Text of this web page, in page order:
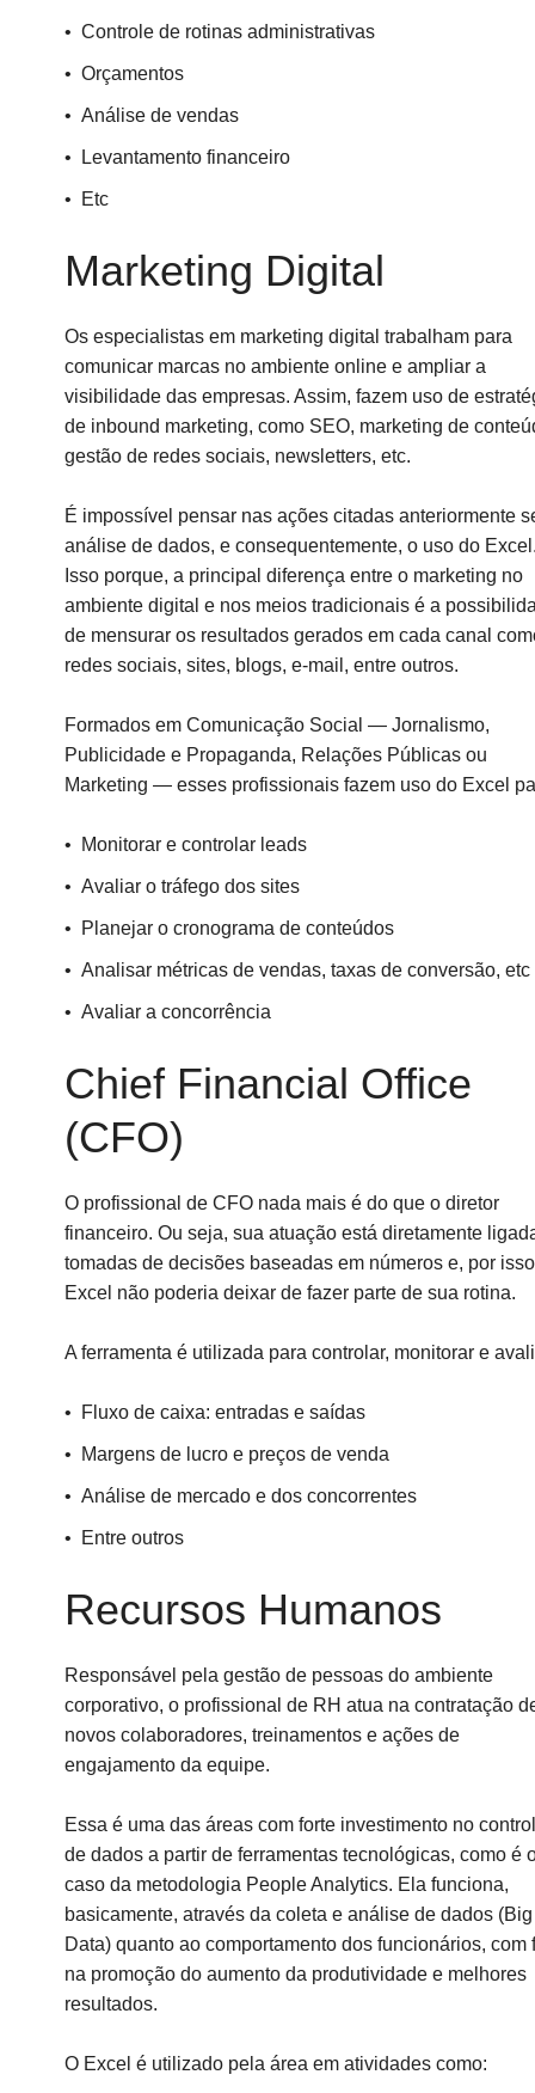
Controle de rotinas administrativas
Orçamentos
Análise de vendas
Levantamento financeiro
Etc
Marketing Digital
Os especialistas em marketing digital trabalham para
comunicar marcas no ambiente online e ampliar a
visibilidade das empresas. Assim, fazem uso de
de inbound marketing, como SEO, marketing de
gestão de redes sociais, newsletters, etc.
É impossível pensar nas ações citadas anteriormente
análise de dados, e consequentemente, o uso do
Isso porque, a principal diferença entre o marketing no
ambiente digital e nos meios tradicionais é a
de mensurar os resultados gerados em cada canal
redes sociais, sites, blogs, e-mail, entre outros.
Formados em Comunicação Social —Jornalismo,
Publicidade e Propaganda, Relações Públicas ou
Marketing — esses profissionais fazem uso do Excel
Monitorar e controlar leads
Avaliar o tráfego dos sites
Planejar o cronograma de conteúdos
Analisar métricas de vendas, taxas de conversão, etc
Avaliar a concorrência
Chief Financial Office
(CFO)
O profissional de CFO nada mais é do que o diretor
financeiro. Ou seja, sua atuação está diretamente
tomadas de decisões baseadas em números e, por
Excel não poderia deixar de fazer parte de sua rotina.
A ferramenta é utilizada para controlar, monitorar e
Fluxo de caixa: entradas e saídas
Margens de lucro e preços de venda
Análise de mercado e dos concorrentes
Entre outros
Recursos Humanos
Responsável pela gestão de pessoas do ambiente
corporativo, o profissional de RH atua na contratação
novos colaboradores, treinamentos e ações de
engajamento da equipe.
Essa é uma das áreas com forte investimento no
de dados a partir de ferramentas tecnológicas, como é
caso da metodologia People Analytics. Ela funciona,
basicamente, através da coleta e análise de dados (Big
Data) quanto ao comportamento dos funcionários, com
na promoção do aumento da produtividade e melhores
resultados.
O Excel é utilizado pela área em atividades como: